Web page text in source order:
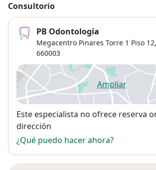
Consultorio
PB Odontología
Megacentro Pinares Torre 1 Piso 12,
660003
Ampliarse abre en
Disponibilidad
Este especialista no ofrece reserva
dirección
¿Qué puedo hacer ahora?